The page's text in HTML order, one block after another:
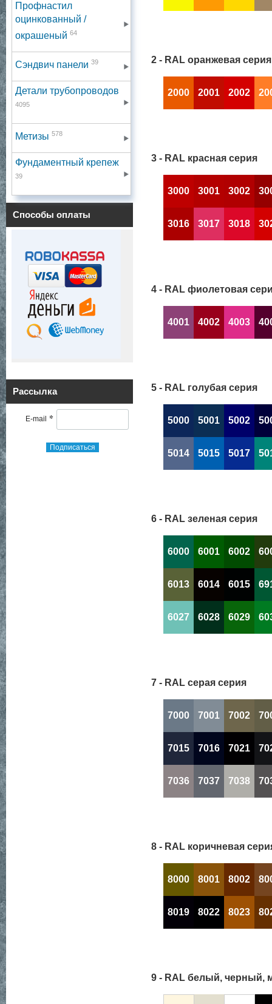
Профнастил
оцинкованный /
окрашеный 64
Сэндвич панели 39
Детали трубопроводов
4095
Метизы 578
Фундаментный крепеж
39
Способы оплаты
Рассылка
E-mail *
Подписаться
2 - RAL оранжевая серия
2000 2001 2002
3 - RAL красная серия
3000 3001 3002
3016 3017 3018
4 - RAL фиолетовая
4001 4002 4003
5 - RAL голубая серия
5000 5001 5002
5014 5015 5017
6 - RAL зеленая серия
6000 6001 6002
6013 6014 6015
6027 6028 6029
7 - RAL серая серия
7000 7001 7002
7015 7016 7021
7036 7037 7038
8 - RAL коричневая
8000 8001 8002
8019 8022 8023
9 - RAL белый, черный,